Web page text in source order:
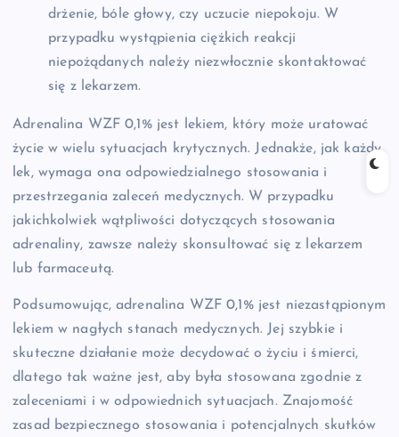
drżenie, bóle głowy, czy uczucie niepokoju. W
przypadku wystąpienia ciężkich reakcji
niepożądanych należy niezwłocznie skontaktować
się z lekarzem.
Adrenalina WZF 0,1% jest lekiem, który może uratować
życie w wielu sytuacjach krytycznych. Jednakże, jak każdy
lek, wymaga ona odpowiedzialnego stosowania i
przestrzegania zaleceń medycznych. W przypadku
jakichkolwiek wątpliwości dotyczących stosowania
adrenaliny, zawsze należy skonsultować się z lekarzem
lub farmaceutą.
Podsumowując, adrenalina WZF 0,1% jest niezastąpionym
lekiem w nagłych stanach medycznych. Jej szybkie i
skuteczne działanie może decydować o życiu i śmierci,
dlatego tak ważne jest, aby była stosowana zgodnie z
zaleceniami i w odpowiednich sytuacjach. Znajomość
zasad bezpiecznego stosowania i potencjalnych skutków